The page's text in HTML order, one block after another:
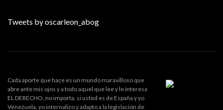
Tweets by oscarleon_abog
Cada aporte que hace es un mundo maravilloso que
abre ante mis ojos y a todo aquel que lee y le interesa
EL DERECHO, no importa, si usted es de España y yo
Venezuela, yo internalizo y adapto a la legislación de